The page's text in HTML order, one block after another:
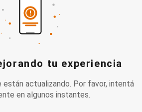
tu experiencia
están actualizando. Por favor, intentá
en algunos instantes.